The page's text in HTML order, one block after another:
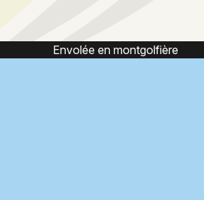
Expérience montgolfière